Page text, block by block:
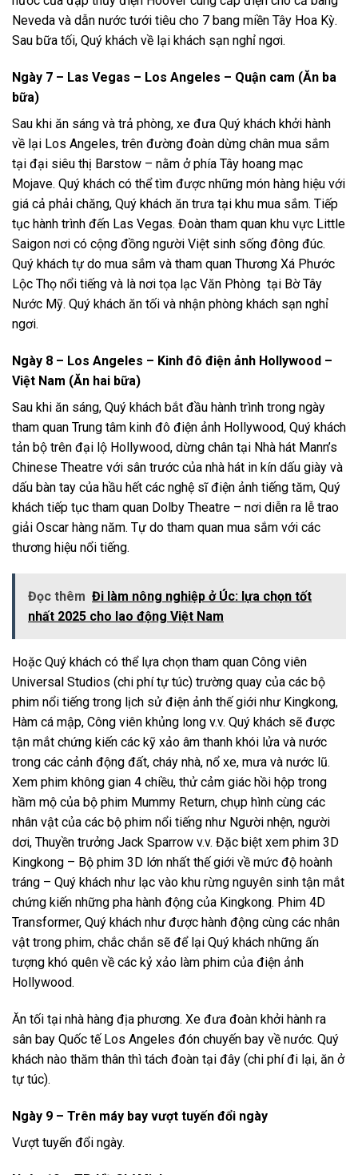
Neveda và dẫn nước tưới tiêu cho 7 bang miền Tây Hoa Kỳ.
Sau bữa tối, Quý khách về lại khách sạn nghỉ ngơi.
Ngày 7 – Las Vegas – Los Angeles – Quận cam (Ăn ba
bữa)
Sau khi ăn sáng và trả phòng, xe đưa Quý khách khởi hành
về lại Los Angeles, trên đường đoàn dừng chân mua sắm
tại đại siêu thị Barstow – nằm ở phía Tây hoang mạc
Mojave. Quý khách có thể tìm được những món hàng hiệu với
giá cả phải chăng, Quý khách ăn trưa tại khu mua sắm. Tiếp
tục hành trình đến Las Vegas. Đoàn tham quan khu vực Little
Saigon nơi có cộng đồng người Việt sinh sống đông đúc.
Quý khách tự do mua sắm và tham quan Thương Xá Phước
Lộc Thọ nổi tiếng và là nơi tọa lạc Văn Phòng tại Bờ Tây
Nước Mỹ. Quý khách ăn tối và nhận phòng khách sạn nghỉ
ngơi.
Ngày 8 – Los Angeles – Kinh đô điện ảnh Hollywood –
Việt Nam (Ăn hai bữa)
Sau khi ăn sáng, Quý khách bắt đầu hành trình trong ngày
tham quan Trung tâm kinh đô điện ảnh Hollywood, Quý khách
tản bộ trên đại lộ Hollywood, dừng chân tại Nhà hát Mann’s
Chinese Theatre với sân trước của nhà hát in kín dấu giày và
dấu bàn tay của hầu hết các nghệ sĩ điện ảnh tiếng tăm, Quý
khách tiếp tục tham quan Dolby Theatre – nơi diễn ra lễ trao
giải Oscar hàng năm. Tự do tham quan mua sắm với các
thương hiệu nổi tiếng.
Đọc thêm Đi làm nông nghiệp ở Úc: lựa chọn tốt
nhất 2025 cho lao động Việt Nam
Hoặc Quý khách có thể lựa chọn tham quan Công viên
Universal Studios (chi phí tự túc) trường quay của các bộ
phim nổi tiếng trong lịch sử điện ảnh thế giới như Kingkong,
Hàm cá mập, Công viên khủng long v.v. Quý khách sẽ được
tận mắt chứng kiến các kỹ xảo âm thanh khói lửa và nước
trong các cảnh động đất, cháy nhà, nổ xe, mưa và nước lũ.
Xem phim không gian 4 chiều, thử cảm giác hồi hộp trong
hầm mộ của bộ phim Mummy Return, chụp hình cùng các
nhân vật của các bộ phim nổi tiếng như Người nhện, người
dơi, Thuyền trưởng Jack Sparrow v.v. Đặc biệt xem phim 3D
Kingkong – Bộ phim 3D lớn nhất thế giới về mức độ hoành
tráng – Quý khách như lạc vào khu rừng nguyên sinh tận mắt
chứng kiến những pha hành động của Kingkong. Phim 4D
Transformer, Quý khách như được hành động cùng các nhân
vật trong phim, chắc chắn sẽ để lại Quý khách những ấn
tượng khó quên về các kỷ xảo làm phim của điện ảnh
Hollywood.
Ăn tối tại nhà hàng địa phương. Xe đưa đoàn khởi hành ra
sân bay Quốc tế Los Angeles đón chuyến bay về nước. Quý
khách nào thăm thân thì tách đoàn tại đây (chi phí đi lại, ăn ở
tự túc).
Ngày 9 – Trên máy bay vượt tuyến đổi ngày
Vượt tuyến đổi ngày.